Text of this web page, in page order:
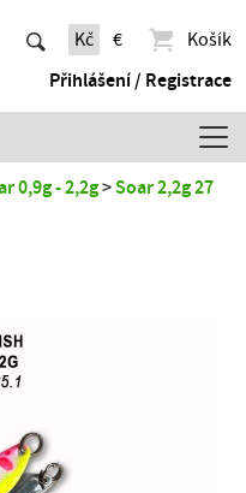
Kč €
Košík
Přihlášení / Registrace
0,9g - 2,2g
Soar 2,2g 27